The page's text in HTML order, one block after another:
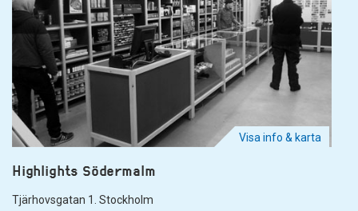
Visa info & karta
Highlights Södermalm
Tjärhovsgatan 1. Stockholm